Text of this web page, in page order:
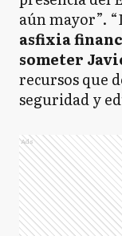
aún mayor”.
asfixia
someter
recursos que
seguridad y
Ads